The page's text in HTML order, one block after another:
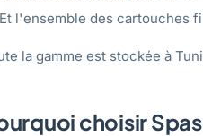
Et l'ensemble des cartouches
la gamme est stockée à
choisir